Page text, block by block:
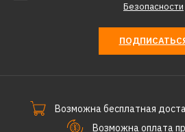
Безопасности
Возможна бесплатная
Возможна оплата